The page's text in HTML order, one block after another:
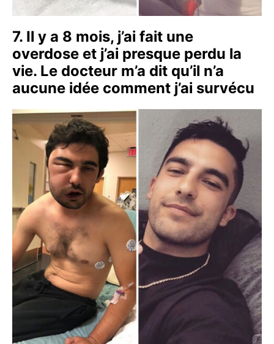
7. Il y a 8 mois, j’ai fait une
overdose et j’ai presque perdu la
vie. Le docteur m’a dit qu’il n’a
aucune idée comment j’ai survécu